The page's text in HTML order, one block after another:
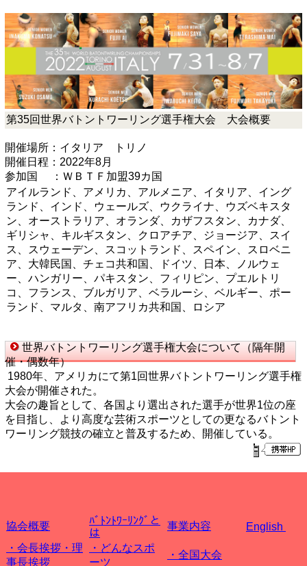
第35回世界バトントワーリング選手権大会 大会概要
開催場所：イタリア トリノ
開催日程：2022年8月
参加国 ：ＷＢＴＦ加盟39カ国
アイルランド、アメリカ、アルメニア、イタリア、イング
ランド、インド、ウェールズ、ウクライナ、ウズベキスタ
ン、オーストラリア、オランダ、カザフスタン、カナダ、
ギリシャ、キルギスタン、クロアチア、ジョージア、スイ
ス、スウェーデン、スコットランド、スペイン、スロベニ
ア、大韓民国、チェコ共和国、ドイツ、日本、ノルウェ
ー、ハンガリー、パキスタン、フィリピン、プエルトリ
コ、フランス、ブルガリア、ベラルーシ、ベルギー、ポー
ランド、マルタ、南アフリカ共和国、ロシア
世界バトントワーリング選手権大会について
（隔年開
催・偶数年）
1980年、アメリカにて第1回世界バトントワーリング選手権
大会が開催された。
大会の趣旨として、各国より選出された選手が世界1位の座
を目指し、より高度な芸術スポーツとしての更なるバトント
ワーリング競技の確立と普及するため、開催している。
協会概要
ﾊﾞﾄﾝﾄﾜｰﾘﾝｸﾞと
は
事業内容
English
・会長挨拶・理
事長挨拶
・どんなスポ
ーツ
・全国大会